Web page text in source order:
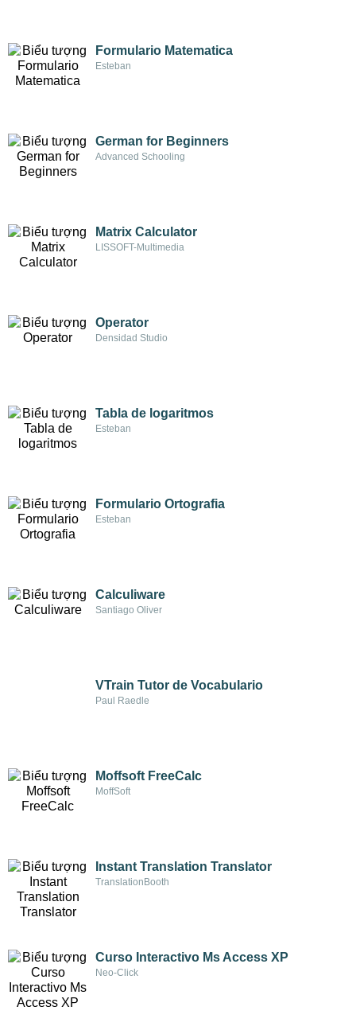
Formulario Matematica
Esteban
German for Beginners
Advanced Schooling
Matrix Calculator
LISSOFT-Multimedia
Operator
Densidad Studio
Tabla de logaritmos
Esteban
Formulario Ortografia
Esteban
Calculiware
Santiago Oliver
VTrain Tutor de Vocabulario
Paul Raedle
Moffsoft FreeCalc
MoffSoft
Instant Translation Translator
TranslationBooth
Curso Interactivo Ms Access XP
Neo-Click